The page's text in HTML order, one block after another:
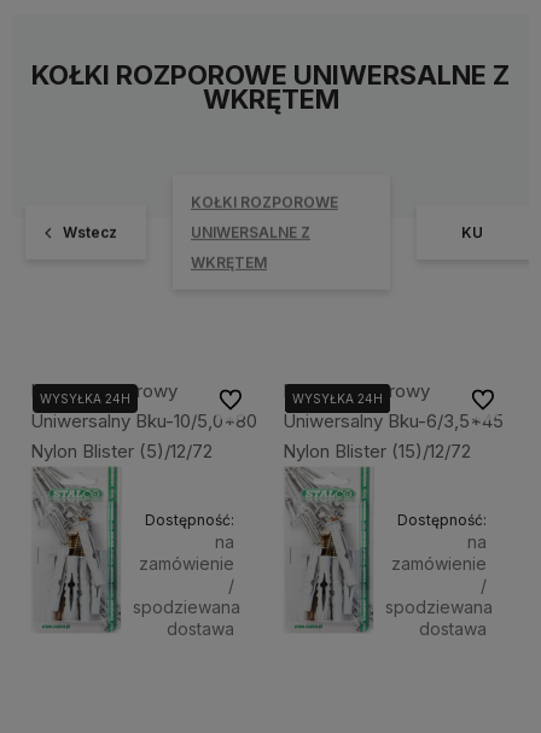
KOŁKI ROZPOROWE UNIWERSALNE Z
WKRĘTEM
Wstecz
KOŁKI ROZPOROWE
UNIWERSALNE Z
WKRĘTEM
KU
Kołek Rozporowy
Uniwersalny Bku-10/5,0*80
Nylon Blister (5)/12/72
WYSYŁKA 24H
Dostępność:
na
zamówienie
/
spodziewana
dostawa
Do ulubionychKołek Rozporowy
Uniwersalny Bku-6/3,5*45
Nylon Blister (15)/12/72
WYSYŁKA 24H
WYSYŁKA 24H
WYSYŁKA 24H
Dostępność:
na
zamówienie
/
spodziewana
dostawa
Do